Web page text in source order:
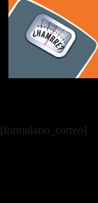
[formulario_correo]